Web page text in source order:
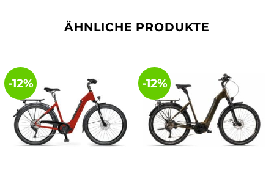
ÄHNLICHE PRODUKTE
-12% -12%